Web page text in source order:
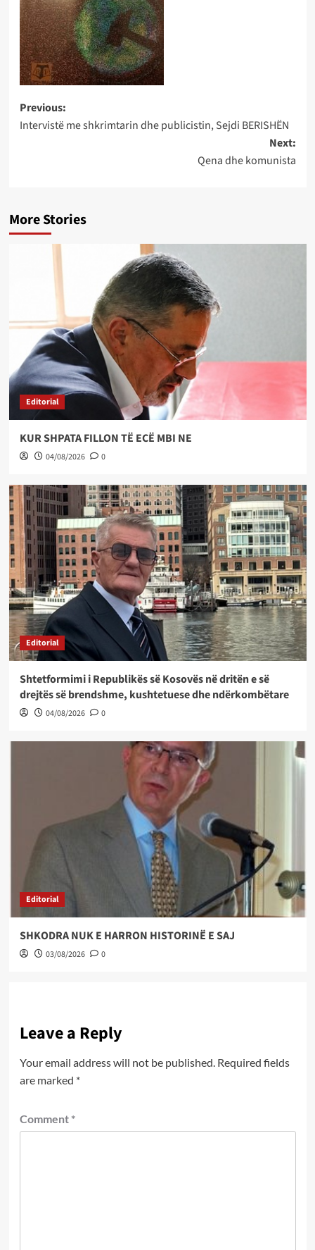
Post
navigation
Previous:
Intervistë me shkrimtarin dhe publicistin, Sejdi BERISHËN
Next:
Qena dhe komunista
More Stories
Editorial
KUR SHPATA FILLON TË ECË MBI NE
04/08/2026 0
Editorial
Shtetformimi i Republikës së Kosovës në dritën e së
drejtës së brendshme, kushtetuese dhe ndërkombëtare
04/08/2026 0
Editorial
SHKODRA NUK E HARRON HISTORINË E SAJ
03/08/2026 0
Leave a Reply
Your email address will not be published. Required fields
are marked *
Comment *